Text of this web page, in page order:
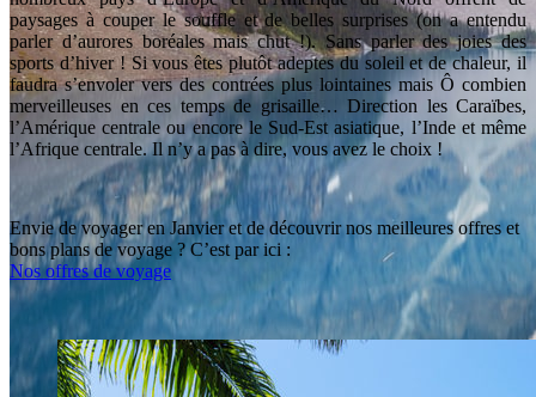
paysages à couper le souffle et de belles surprises (on a entendu
parler d’aurores boréales mais chut !). Sans parler des joies des
sports d’hiver ! Si vous êtes plutôt adeptes du soleil et de chaleur, il
faudra s’envoler vers des contrées plus lointaines mais Ô combien
merveilleuses en ces temps de grisaille… Direction les Caraïbes,
l’Amérique centrale ou encore le Sud-Est asiatique, l’Inde et même
l’Afrique centrale. Il n’y a pas à dire, vous avez le choix !
Envie de voyager en Janvier et de découvrir nos meilleures offres et
bons plans de voyage ? C’est par ici :
Nos offres de voyage